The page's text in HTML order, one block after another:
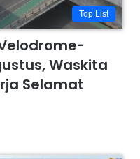
Top List
Waskita
Selamat